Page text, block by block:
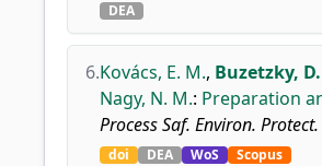
DEA
6.Kovács, E. M., Buzetzky,
Nagy, N. M.: Preparation
Process Saf. Environ. Protect.
doi DEA WoS Scopus